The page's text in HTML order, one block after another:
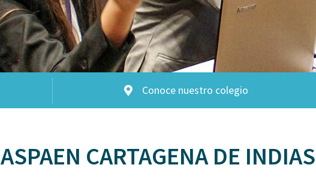
Conoce nuestro colegio
ASPAEN CARTAGENA DE